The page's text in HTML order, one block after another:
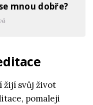
mnou dobře?
žijí svůj život
pomaleji